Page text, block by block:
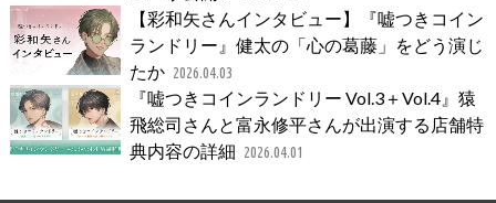
【彩和矢さんインタビュー】『嘘つきコイン
ランドリー』健太の「心の葛藤」をどう演じ
たか 2026.04.03
『嘘つきコインランドリー Vol.3＋Vol.4』猿
飛総司さんと富永修平さんが出演する店舗特
典内容の詳細 2026.04.01